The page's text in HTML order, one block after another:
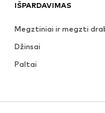
IŠPARDAVIMAS
Megztiniai ir megzti
Džinsai
Paltai
Sijonai